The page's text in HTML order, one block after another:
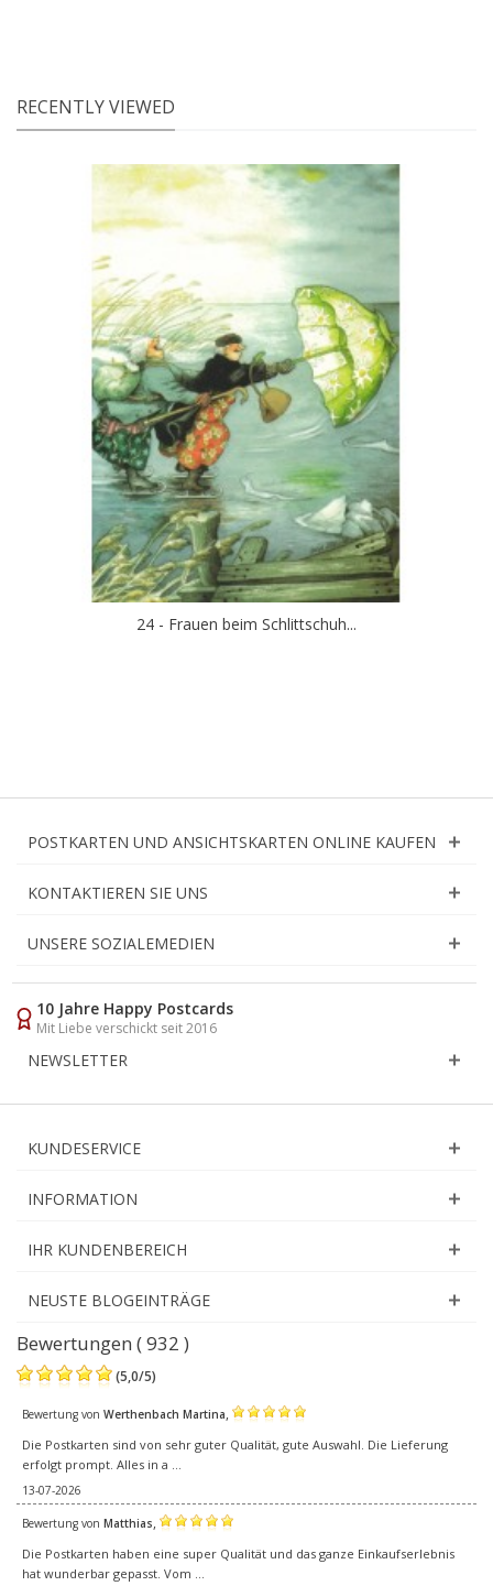
RECENTLY VIEWED
24 - Frauen beim Schlittschuh...
POSTKARTEN UND ANSICHTSKARTEN ONLINE KAUFEN
KONTAKTIEREN SIE UNS
UNSERE SOZIALEMEDIEN
10 Jahre Happy Postcards
Mit Liebe verschickt seit 2016
NEWSLETTER
KUNDESERVICE
INFORMATION
IHR KUNDENBEREICH
NEUSTE BLOGEINTRÄGE
Bewertungen ( 932 )
(5,0/5)
Bewertung von Werthenbach Martina,
Die Postkarten sind von sehr guter Qualität, gute Auswahl. Die Lieferung
erfolgt prompt. Alles in a ...
13-07-2026
Bewertung von Matthias,
Die Postkarten haben eine super Qualität und das ganze Einkaufserlebnis
hat wunderbar gepasst. Vom ...